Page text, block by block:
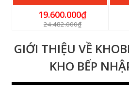
19.600.000₫
24.482.000₫
GIỚI THIỆU VỀ
KHO BẾP